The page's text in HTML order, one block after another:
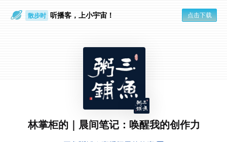
散步时 听播客，上小宇宙！ 点击下载
林掌柜的｜晨间笔记：唤醒我的创作力